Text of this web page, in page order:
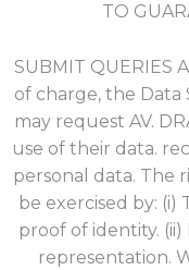
TO
SUBMIT QUERIES
of charge, the
may request AV.
use of their data.
personal data. The
be exercised by: (i)
proof of identity.
representation.